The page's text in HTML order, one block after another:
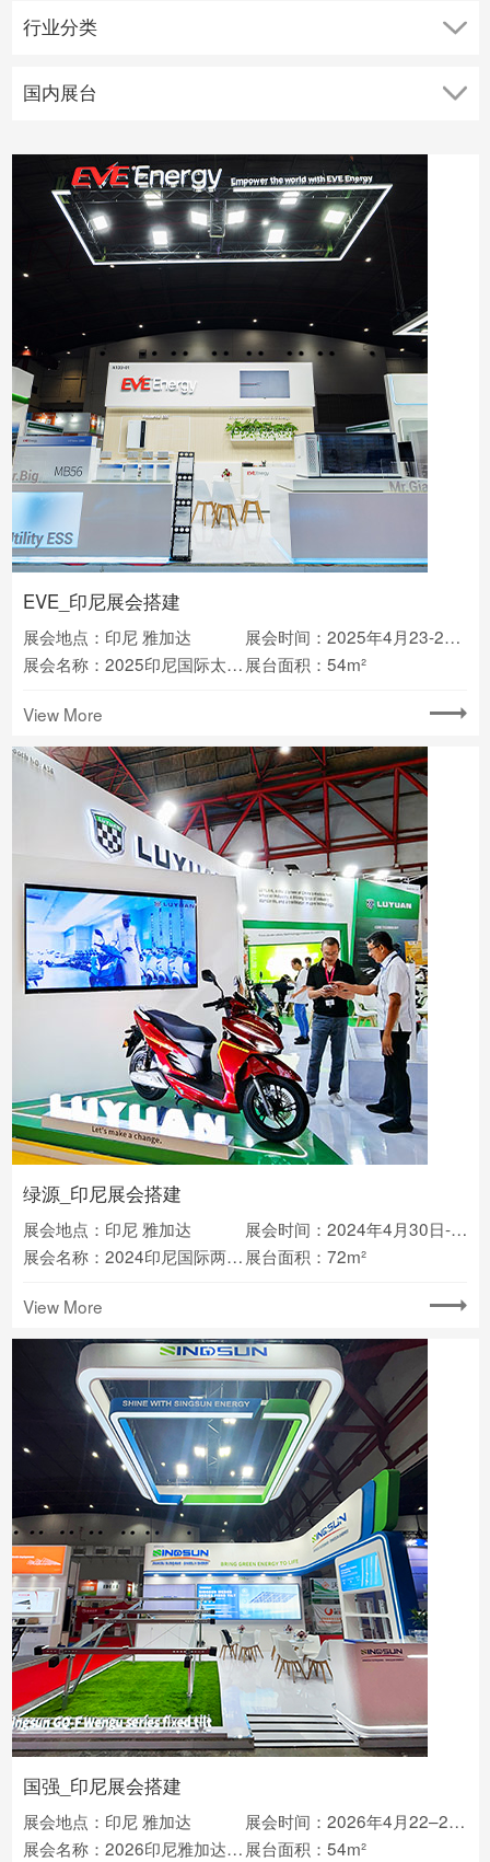
EVE_印尼展会搭建
展会地点：印尼 雅加达
展会时间：2025年4月23-25日
展会名称：2025印尼国际太阳能展 展台面积：54m²
View More
绿源_印尼展会搭建
展会地点：印尼 雅加达
展会时间：2024年4月30日-5月4日
展会名称：2024印尼国际两轮车展 展台面积：72m²
View More
国强_印尼展会搭建
展会地点：印尼 雅加达
展会时间：2026年4月22–24日
展会名称：2026印尼雅加达太阳能光伏展览会 展台面积：54m²